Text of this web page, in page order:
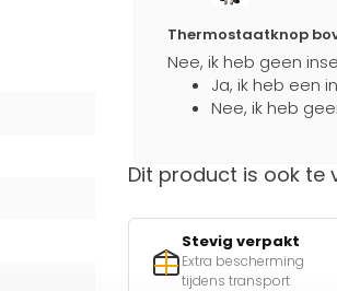
Thermostaatknop
Nee, ik heb geen
Ja, ik heb een
Nee, ik heb
Dit product is ook te
Stevig verpakt
Extra bescherming
tijdens transport